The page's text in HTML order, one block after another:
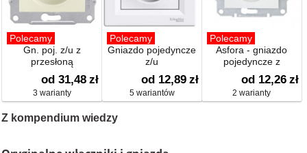
Polecamy
Gn. poj. z/u z
przesłoną
od 31,48 zł
3 warianty
Polecamy
Gniazdo pojedyncze
z/u
od 12,89 zł
5 wariantów
Polecamy
Asfora - gniazdo
pojedyncze z
uziemieniem
od 12,26 zł
2 warianty
Z kompendium wiedzy